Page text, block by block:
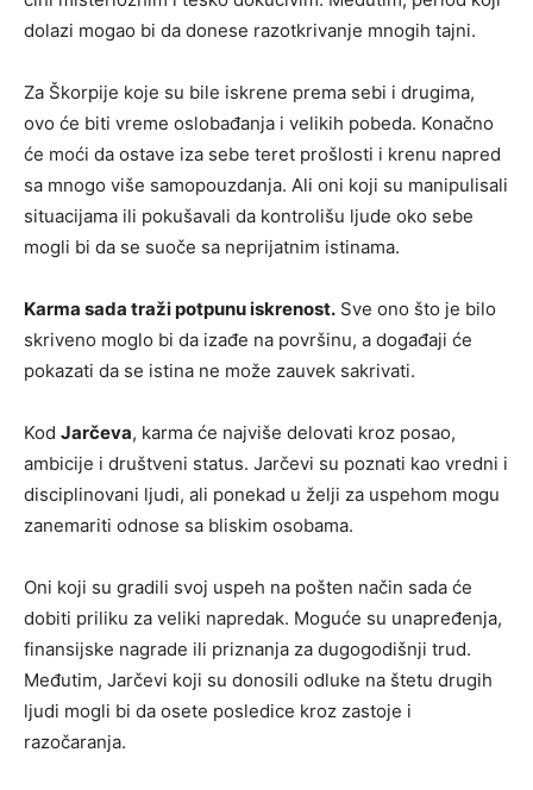
dolazi mogao bi da donese razotkrivanje mnogih tajni.
Za Škorpije koje su bile iskrene prema sebi i drugima,
ovo će biti vreme oslobađanja i velikih pobeda. Konačno
će moći da ostave iza sebe teret prošlosti i krenu napred
sa mnogo više samopouzdanja. Ali oni koji su manipulisali
situacijama ili pokušavali da kontrolišu ljude oko sebe
mogli bi da se suoče sa neprijatnim istinama.
Karma sada traži potpunu iskrenost. Sve ono što je bilo
skriveno moglo bi da izađe na površinu, a događaji će
pokazati da se istina ne može zauvek sakrivati.
Kod Jarčeva, karma će najviše delovati kroz posao,
ambicije i društveni status. Jarčevi su poznati kao vredni i
disciplinovani ljudi, ali ponekad u želji za uspehom mogu
zanemariti odnose sa bliskim osobama.
Oni koji su gradili svoj uspeh na pošten način sada će
dobiti priliku za veliki napredak. Moguće su unapređenja,
finansijske nagrade ili priznanja za dugogodišnji trud.
Međutim, Jarčevi koji su donosili odluke na štetu drugih
ljudi mogli bi da osete posledice kroz zastoje i
razočaranja.